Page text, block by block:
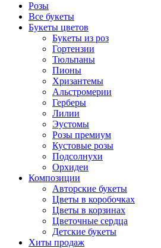
Розы
Все букеты
Букеты цветов
Букеты из роз
Гортензии
Тюльпаны
Пионы
Хризантемы
Альстромерии
Герберы
Лилии
Эустомы
Розы премиум
Кустовые розы
Подсолнухи
Орхидеи
Композиции
Авторские букеты
Цветы в коробочках
Цветы в корзинах
Цветочные сердца
Детские букеты
Хиты продаж